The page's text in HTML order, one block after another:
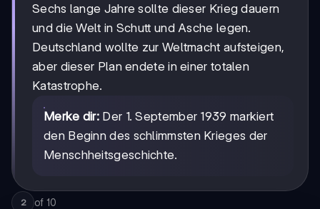
Sechs lange Jahre sollte dieser Krieg dauern
und die Welt in Schutt und Asche legen.
Deutschland wollte zur Weltmacht aufsteigen,
aber dieser Plan endete in einer totalen
Katastrophe.
Merke dir: Der 1. September 1939 markiert
den Beginn des schlimmsten Krieges der
Menschheitsgeschichte.
2 of 10